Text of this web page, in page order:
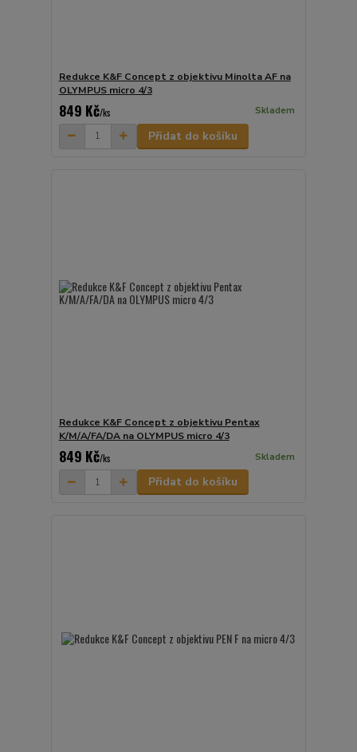
Redukce K&F Concept z objektivu Minolta AF na
OLYMPUS micro 4/3
849 Kč/ks Skladem
Přidat do košíku
Redukce K&F Concept z objektivu Pentax
K/M/A/FA/DA na OLYMPUS micro 4/3
849 Kč/ks Skladem
Přidat do košíku